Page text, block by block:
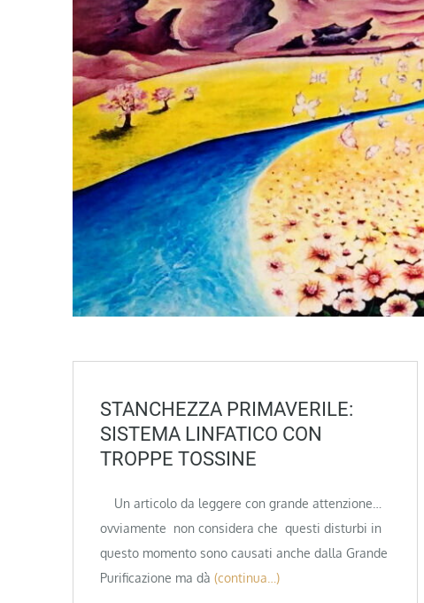
STANCHEZZA PRIMAVERILE:
SISTEMA LINFATICO CON
TROPPE TOSSINE
Un articolo da leggere con grande attenzione…
ovviamente non considera che questi disturbi in
questo momento sono causati anche dalla Grande
Purificazione ma dà (continua…)